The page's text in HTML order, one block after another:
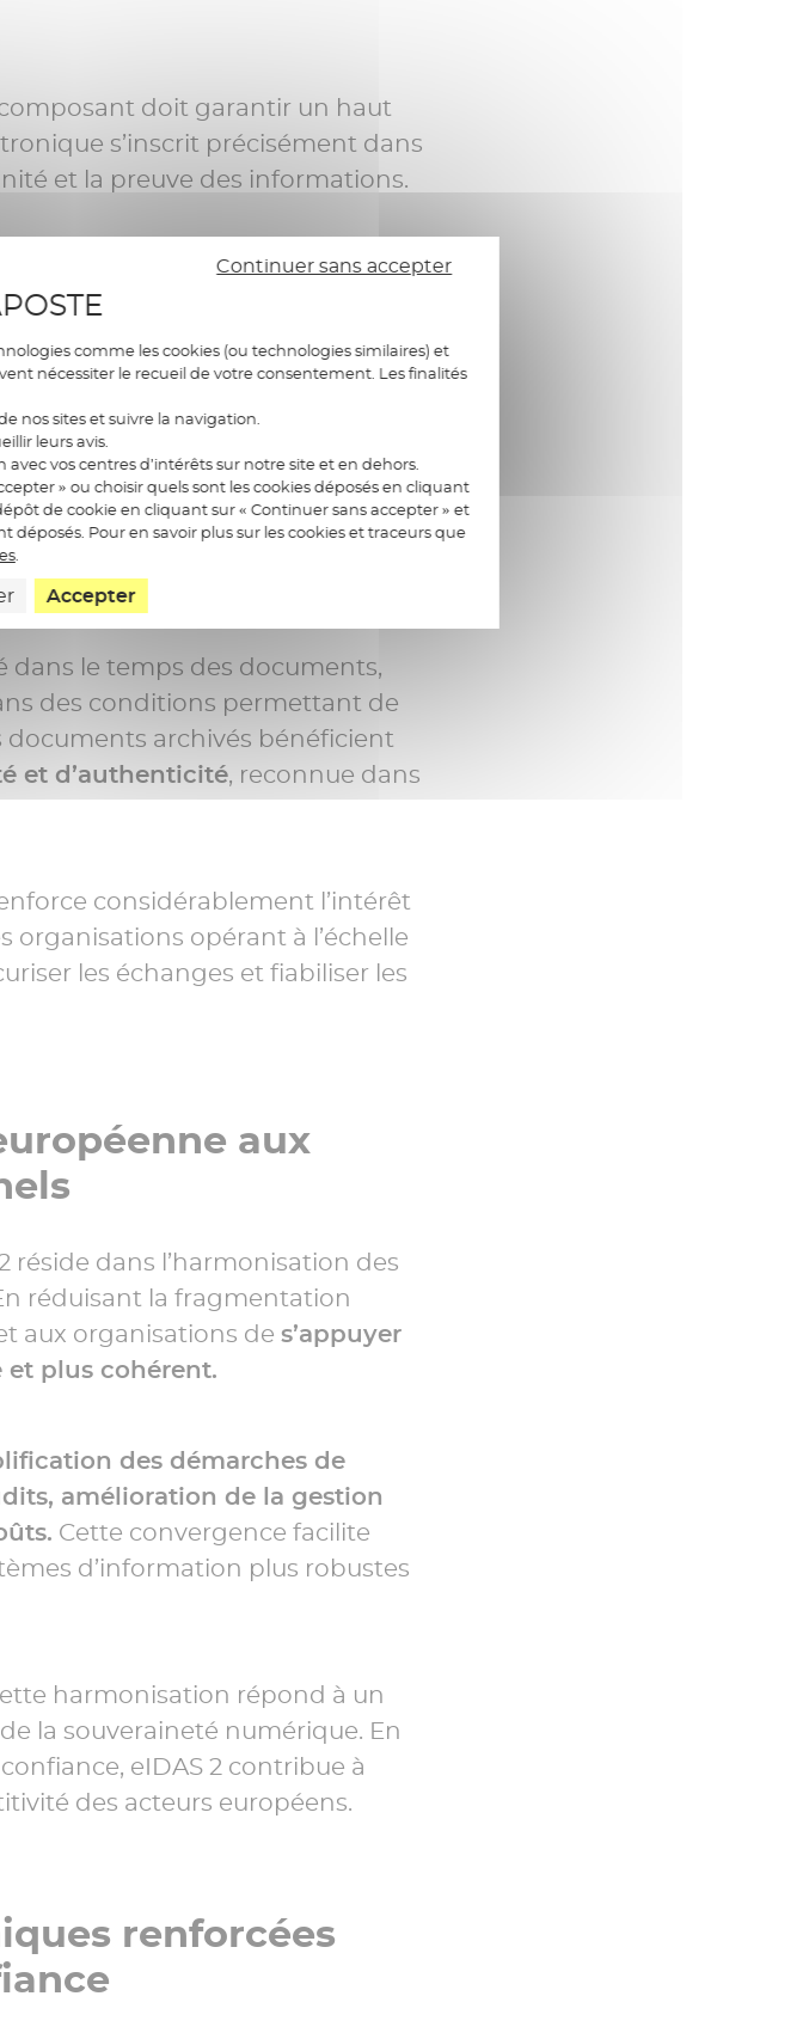
doit garantir un haut
s’inscrit précisément dans
et la preuve des informations.
un nouveau
comme service de
majeures d’eIDAS 2. Elle
:l’archivage ne se limite plus
un maillon essentiel de la
dans le temps des documents,
des conditions permettant de
documents archivés bénéficient
et d’authenticité, reconnue dans
considérablement l’intérêt
organisations opérant à l’échelle
les échanges et fiabiliser les
aux
réside dans l’harmonisation des
réduisant la fragmentation
aux organisations de s’appuyer
plus cohérent.
des démarches de
amélioration de la gestion
Cette convergence facilite
d’information plus robustes
harmonisation répond à un
la souveraineté numérique. En
eIDAS 2 contribue à
des acteurs européens.
renforcées
Continuer sans accepter
comme les cookies (ou technologies similaires) et
nécessiter le recueil de votre consentement. Les finalités
nos sites et suivre la navigation.
leurs avis.
vos centres d’intérêts sur notre site et en dehors.
» ou choisir quels sont les cookies déposés en cliquant
de cookie en cliquant sur « Continuer sans accepter » et
Pour en savoir plus sur les cookies et traceurs que
.
Accepter